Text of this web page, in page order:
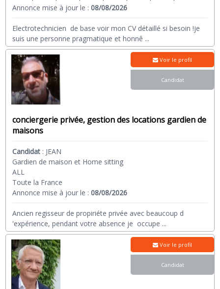
Annonce mise à jour le :08/08/2026
Electrotechnicien de base voir mon CV détaillé si besoin !je
suis une personne pragmatique et honnê ...
conciergerie privée, gestion des locations gardien de
maisons
Candidat : JEAN
Gardien de maison et Home sitting
ALL
Toute la France
Annonce mise à jour le :08/08/2026
Ancien regisseur de propiriéte privée avec beaucoup d
'expérience, pendant votre absence je occupe ...
Voir le profil
Candidat
Voir le profil
Candidat